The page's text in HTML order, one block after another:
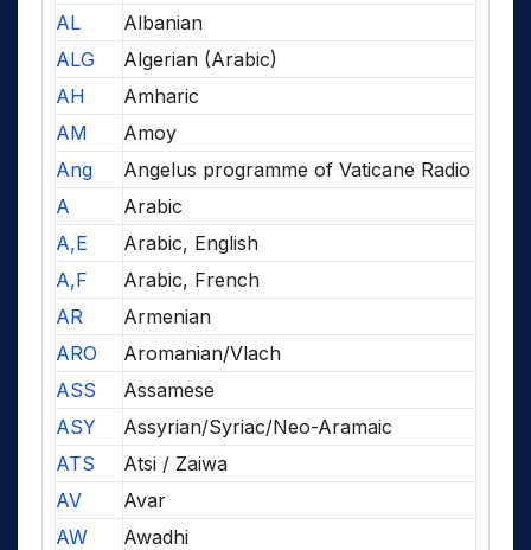
AL
Albanian
ALG
Algerian (Arabic)
AH
Amharic
AM
Amoy
Ang
Angelus programme of Vaticane Radio
A
Arabic
A,E
Arabic, English
A,F
Arabic, French
AR
Armenian
ARO
Aromanian/Vlach
ASS
Assamese
ASY
Assyrian/Syriac/Neo-Aramaic
ATS
Atsi / Zaiwa
AV
Avar
AW
Awadhi